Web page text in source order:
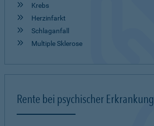
Krebs
Herzinfarkt
Schlaganfall
Multiple Sklerose
Rente bei psychischer Erkrankung